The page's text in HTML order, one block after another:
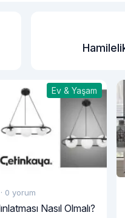
Ev & Yaşam
· 0 yorum
Nasıl Olmalı?